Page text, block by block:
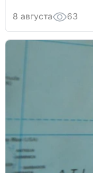
8 августа 63